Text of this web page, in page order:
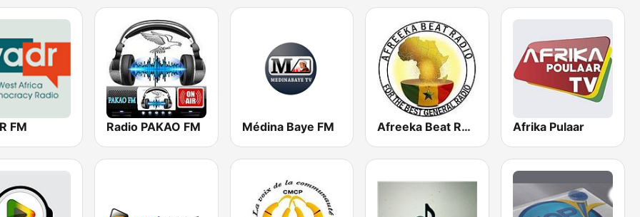
FM Radio PAKAO FM Médina Baye FM Afreeka Beat Radio Afrika Pulaar